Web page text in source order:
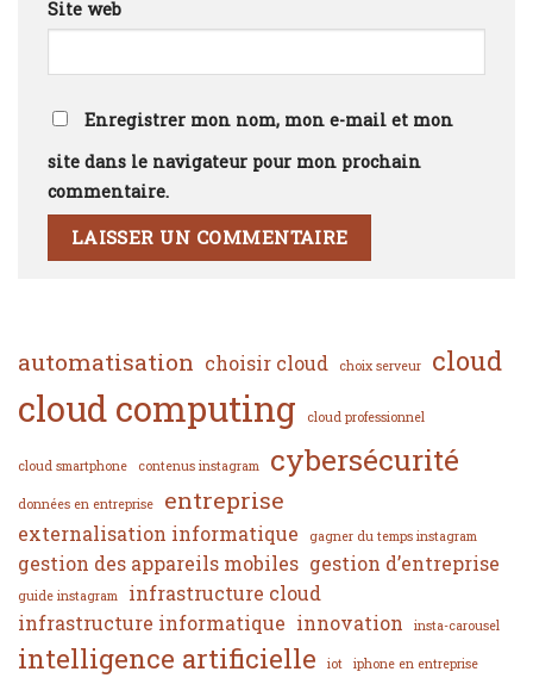
Site web
Enregistrer mon nom, mon e-mail et mon
site dans le navigateur pour mon prochain
commentaire.
automatisation choisir cloud choix serveur cloud
cloud computing cloud professionnel
cloud smartphone contenus instagram cybersécurité
données en entreprise entreprise
externalisation informatique gagner du temps instagram
gestion des appareils mobiles gestion d’entreprise
guide instagram
infrastructure cloud
infrastructure informatique innovation insta-carousel
intelligence artificielle iot
iphone en entreprise